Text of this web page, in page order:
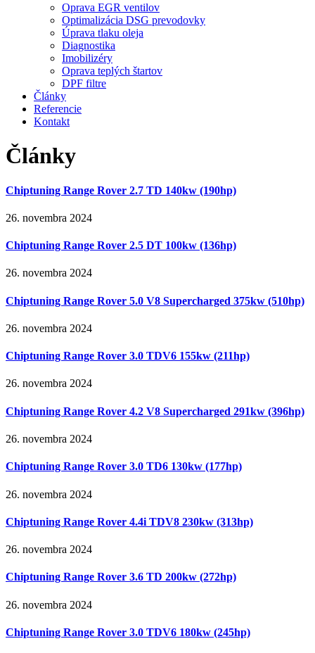
Oprava EGR ventilov
Optimalizácia DSG prevodovky
Úprava tlaku oleja
Diagnostika
Imobilizéry
Oprava teplých štartov
DPF filtre
Články
Referencie
Kontakt
Články
Chiptuning Range Rover 2.7 TD 140kw (190hp)
26. novembra 2024
Chiptuning Range Rover 2.5 DT 100kw (136hp)
26. novembra 2024
Chiptuning Range Rover 5.0 V8 Supercharged 375kw (510hp)
26. novembra 2024
Chiptuning Range Rover 3.0 TDV6 155kw (211hp)
26. novembra 2024
Chiptuning Range Rover 4.2 V8 Supercharged 291kw (396hp)
26. novembra 2024
Chiptuning Range Rover 3.0 TD6 130kw (177hp)
26. novembra 2024
Chiptuning Range Rover 4.4i TDV8 230kw (313hp)
26. novembra 2024
Chiptuning Range Rover 3.6 TD 200kw (272hp)
26. novembra 2024
Chiptuning Range Rover 3.0 TDV6 180kw (245hp)